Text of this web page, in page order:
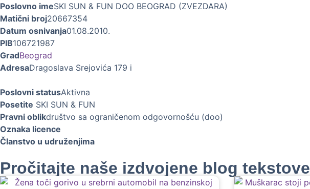
Poslovno imeSKI SUN & FUN DOO BEOGRAD (ZVEZDARA)
Matični broj20667354
Datum osnivanja01.08.2010.
PIB106721987
GradBeograd
AdresaDragoslava Srejovića 179 i
Poslovni statusAktivna
Posetite SKI SUN & FUN
Pravni oblikdruštvo sa ograničenom odgovornošću (doo)
Oznaka licence
Članstvo u udruženjima
Pročitajte naše izdvojene blog tekstove